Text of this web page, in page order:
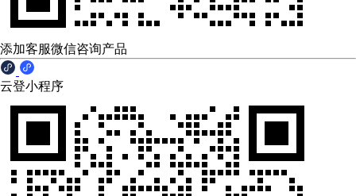
添加客服微信咨询产品
云登小程序